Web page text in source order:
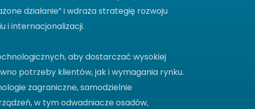
działanie” i wdraża strategię rozwoju
i internacjonalizacji.
aby dostarczać wysokiej
potrzeby klientów, jak i wymagania rynku.
zagraniczne, samodzielnie
w tym odwadniacze osadów,